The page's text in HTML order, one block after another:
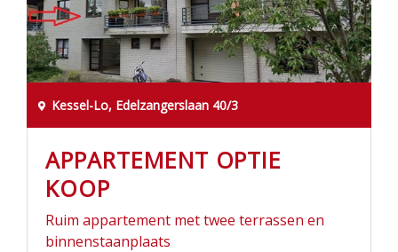
Kessel-Lo, Edelzangerslaan 40/3
APPARTEMENT OPTIE
KOOP
Ruim appartement met twee terrassen en
binnenstaanplaats